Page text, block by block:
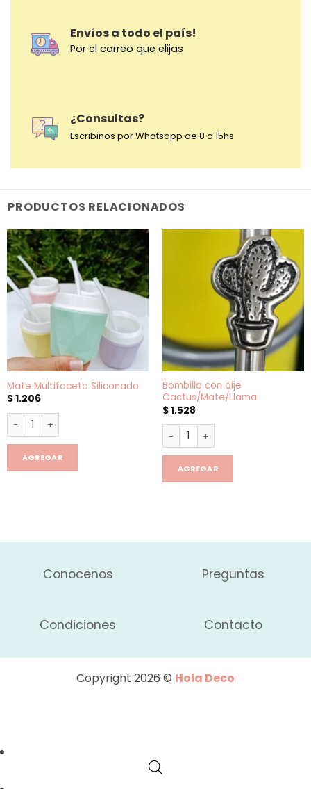
Envíos a todo el país!
Por el correo que elijas
¿Consultas?
Escribinos por Whatsapp de 8 a 15hs
PRODUCTOS RELACIONADOS
Mate Multifaceta Siliconado
$1.206
Mate Multifaceta Siliconado cantidad
AGREGAR
Bombilla con dije
Cactus/Mate/Llama
$1.528
Bombilla con dije Cactus/
AGREGAR
Conocenos Preguntas
Condiciones Contacto
Copyright 2026 © Hola Deco